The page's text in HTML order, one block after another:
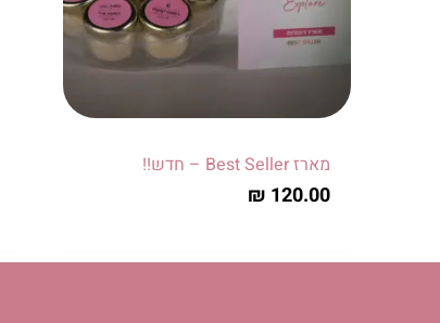
מארז Best Seller – חדש!!
120.00
₪